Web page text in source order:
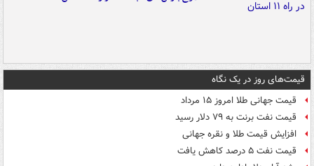
قیمت‌های روز در یک نگاه
قیمت جهانی طلا امروز ۱۵ مرداد
قیمت نفت برنت به ۷۹ دلار رسید
افزایش قیمت طلا و نقره جهانی
قیمت نفت ۵ درصد کاهش یافت